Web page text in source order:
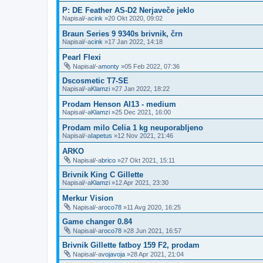
P: DE Feather AS-D2 Nerjaveče jeklo
Napisal/-acink »20 Okt 2020, 09:02
Braun Series 9 9340s brivnik, črn
Napisal/-acink »17 Jan 2022, 14:18
Pearl Flexi
Napisal/-amonty »05 Feb 2022, 07:36
Dscosmetic T7-SE
Napisal/-aKlamzi »27 Jan 2022, 18:22
Prodam Henson Al13 - medium
Napisal/-aKlamzi »25 Dec 2021, 16:00
Prodam milo Celia 1 kg neuporabljeno
Napisal/-aIapetus »12 Nov 2021, 21:46
ARKO
Napisal/-abrico »27 Okt 2021, 15:11
Brivnik King C Gillette
Napisal/-aKlamzi »12 Apr 2021, 23:30
Merkur Vision
Napisal/-aroco78 »11 Avg 2020, 16:25
Game changer 0.84
Napisal/-aroco78 »28 Jun 2021, 16:57
Brivnik Gillette fatboy 159 F2, prodam
Napisal/-avojavoja »28 Apr 2021, 21:04